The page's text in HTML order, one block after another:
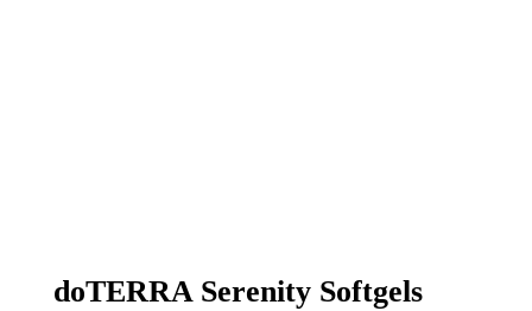
doTERRA Serenity Softgels